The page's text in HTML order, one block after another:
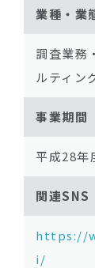
業種・業
調査業務
ルティン
事業期間
平成28年
関連SNS
https://
i/